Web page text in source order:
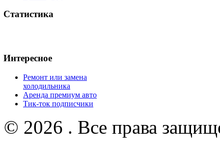
Статистика
Интересное
Ремонт или замена
холодильника
Аренда премиум авто
Тик-ток подписчики
© 2026 . Все права